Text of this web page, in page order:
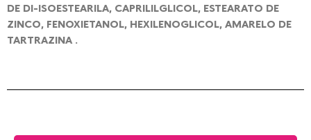
DE DI-ISOESTEARILA, CAPRILILGLICOL, ESTEARATO DE
ZINCO, FENOXIETANOL, HEXILENOGLICOL, AMARELO DE
TARTRAZINA .